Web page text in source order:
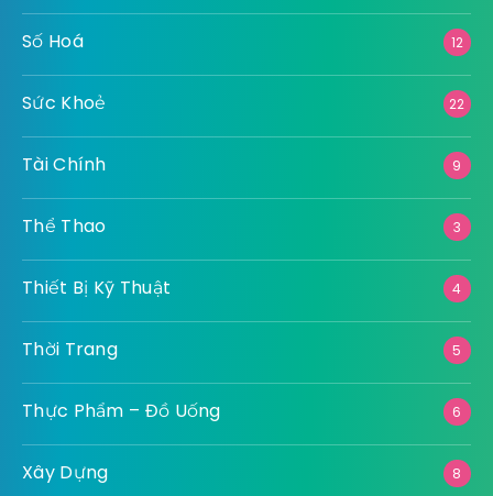
Số Hoá 12
Sức Khoẻ 22
Tài Chính 9
Thể Thao 3
Thiết Bị Kỹ Thuật 4
Thời Trang 5
Thực Phẩm – Đồ Uống 6
Xây Dựng 8